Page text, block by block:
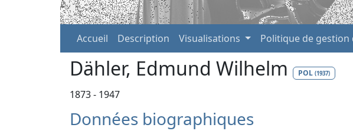
Accueil Description Visualisations Politique de gestion
Dähler, Edmund Wilhelm POL (1937)
1873 - 1947
Données biographiques